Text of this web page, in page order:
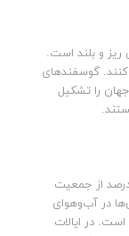
و بلند است.
گوسفندهای
جهان را تشکیل
زده می‌شود که گوسفندان مویی حدود 10 درصد از جمعیت
در آب‌وهوای
است. در ایالات